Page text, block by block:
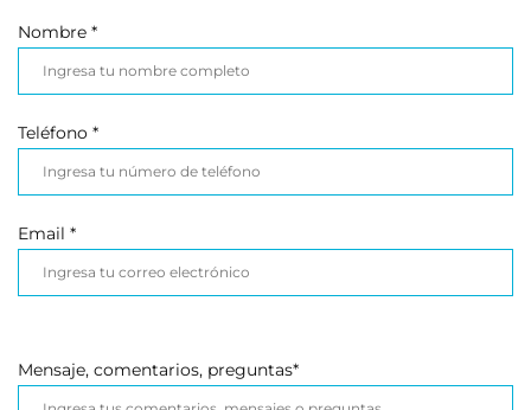
Nombre *
Teléfono *
Email *
Mensaje, comentarios, preguntas*